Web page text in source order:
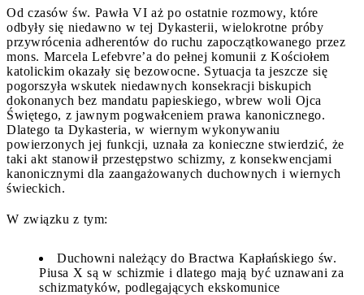
Od czasów św. Pawła VI aż po ostatnie rozmowy, które
odbyły się niedawno w tej Dykasterii, wielokrotne próby
przywrócenia adherentów do ruchu zapoczątkowanego przez
mons. Marcela Lefebvre’a do pełnej komunii z Kościołem
katolickim okazały się bezowocne. Sytuacja ta jeszcze się
pogorszyła wskutek niedawnych konsekracji biskupich
dokonanych bez mandatu papieskiego, wbrew woli Ojca
Świętego, z jawnym pogwałceniem prawa kanonicznego.
Dlatego ta Dykasteria, w wiernym wykonywaniu
powierzonych jej funkcji, uznała za konieczne stwierdzić, że
taki akt stanowił przestępstwo schizmy, z konsekwencjami
kanonicznymi dla zaangażowanych duchownych i wiernych
świeckich.
W związku z tym:
Duchowni należący do Bractwa Kapłańskiego św.
Piusa X są w schizmie i dlatego mają być uznawani za
schizmatyków, podlegających ekskomunice